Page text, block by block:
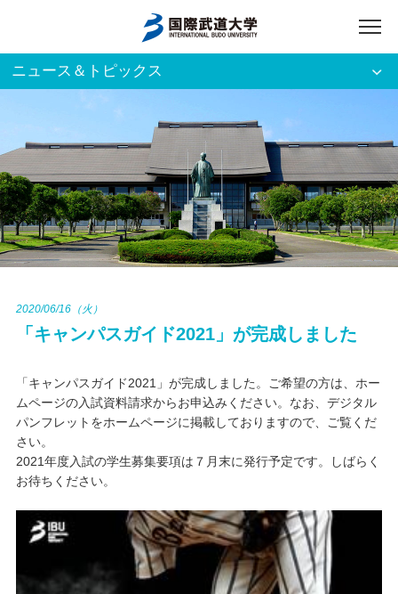
アクセス 入試資料請求
ご利用者別
ホーム
大学案内
資格・就職
学友会クラブ活動
ニュース＆トピックス
2020/06/16（火）
「キャンパスガイド2021」が完成しました
「キャンパスガイド2021」が完成しました。ご希望の方は、ホー
ムページの入試資料請求からお申込みください。なお、デジタル
パンフレットをホームページに掲載しておりますので、ご覧くだ
さい。
2021年度入試の学生募集要項は７月末に発行予定です。しばらく
お待ちください。